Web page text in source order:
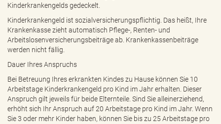
Kinderkrankengelds gedeckelt.
Kinderkrankengeld ist sozialversicherungspflichtig. Das heißt, Ihre
Krankenkasse zieht automatisch Pflege-, Renten- und
Arbeitslosenversicherungsbeiträge ab. Krankenkassenbeiträge
werden nicht fällig.
Dauer Ihres Anspruchs
Bei Betreuung Ihres erkrankten Kindes zu Hause können Sie 10
Arbeitstage Kinderkrankengeld pro Kind im Jahr erhalten. Dieser
Anspruch gilt jeweils für beide Elternteile. Sind Sie alleinerziehend,
erhöht sich Ihr Anspruch auf 20 Arbeitstage pro Kind im Jahr. Wenn
Sie 3 oder mehr Kinder haben, können Sie bis zu 25 Arbeitstage pro